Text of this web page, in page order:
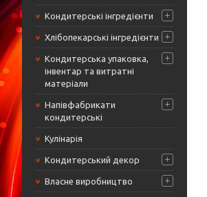
Кондитерські інгредієнти
Хлібопекарські інгредієнти
Кондитерська упаковка,
інвентар та витратні
матеріали
Напівфабрикати
кондитерські
Кулінарія
Кондитерський декор
Власне виробництво